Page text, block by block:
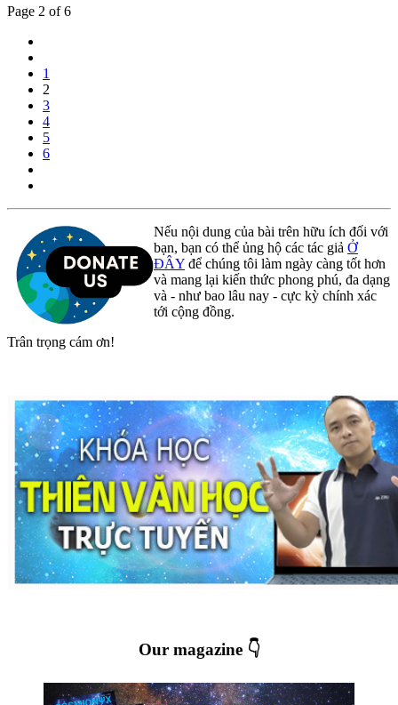
Page 2 of 6
1
2
3
4
5
6
Nếu nội dung của bài trên hữu ích đối với
bạn, bạn có thể ủng hộ các tác giả Ở
ĐÂY để chúng tôi làm ngày càng tốt hơn
và mang lại kiến thức phong phú, đa dạng
và - như bao lâu nay - cực kỳ chính xác
tới cộng đồng.
Trân trọng cám ơn!
Our magazine 👇